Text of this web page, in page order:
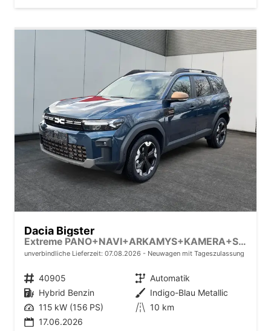
Dacia Bigster
Extreme PANO+NAVI+ARKAMYS+KAMERA+SHZ+LED+18"ALU
unverbindliche Lieferzeit: 07.08.2026 Neuwagen mit Tageszulassung
Fahrzeugnr. 40905 Getriebe Automatik
Kraftstoff Hybrid Benzin Außenfarbe Indigo-Blau Metallic
Leistung 115 kW (156 PS) Kilometerstand 10 km
17.06.2026